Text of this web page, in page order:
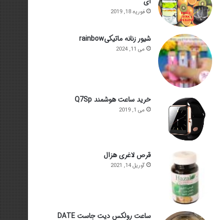
فوریه 18, 2019
شیور زنانه ماتیکیrainbow
می 11, 2024
خرید ساعت هوشمند Q7Sp
می 1, 2019
قرص لاغری هزال
آوریل 14, 2021
ساعت رولکس دیت جاست DATE